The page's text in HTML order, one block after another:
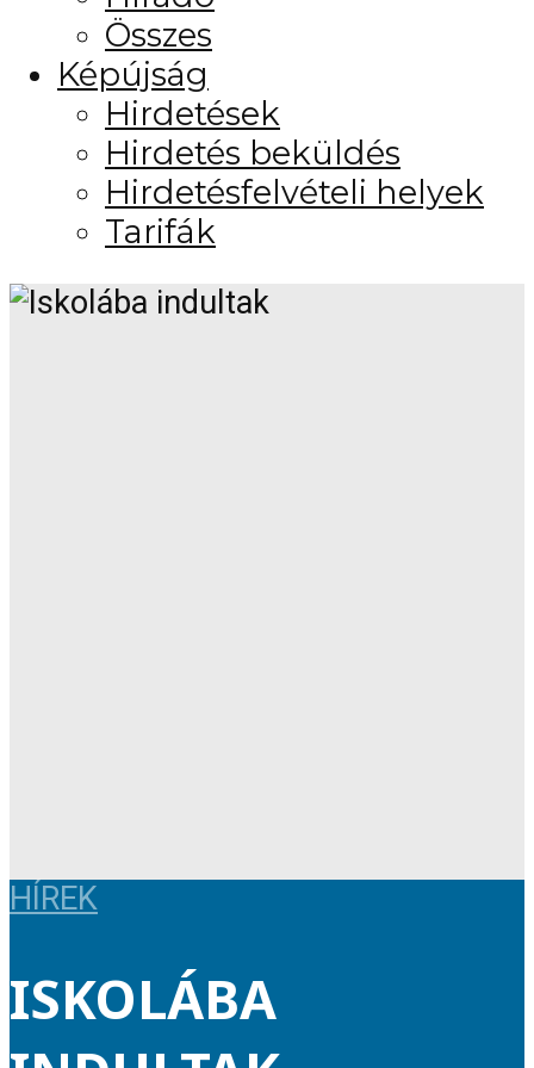
Összes
Képújság
Hirdetések
Hirdetés beküldés
Hirdetésfelvételi helyek
Tarifák
HÍREK
ISKOLÁBA